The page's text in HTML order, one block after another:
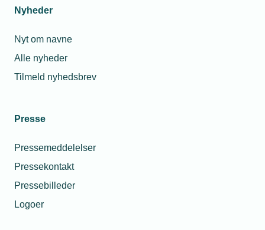
Nyheder
Nyt om navne
Alle nyheder
Tilmeld nyhedsbrev
Presse
Pressemeddelelser
Pressekontakt
Pressebilleder
Logoer